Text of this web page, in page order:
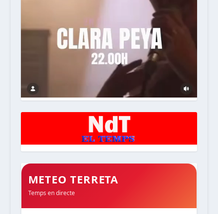
METEO TERRETA
Temps en directe